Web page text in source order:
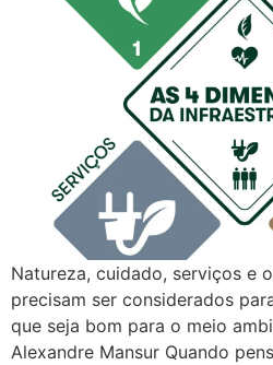
Natureza, cuidado, serviços e
precisam ser considerados
que seja bom para o meio
Alexandre Mansur Quando